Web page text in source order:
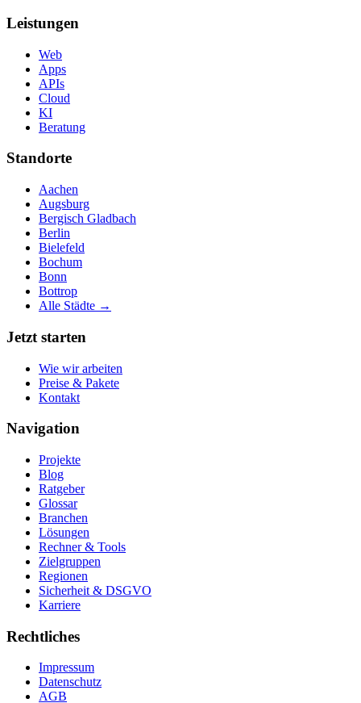
Leistungen
Web
Apps
APIs
Cloud
KI
Beratung
Standorte
Aachen
Augsburg
Bergisch Gladbach
Berlin
Bielefeld
Bochum
Bonn
Bottrop
Alle Städte →
Jetzt starten
Wie wir arbeiten
Preise & Pakete
Kontakt
Navigation
Projekte
Blog
Ratgeber
Glossar
Branchen
Lösungen
Rechner & Tools
Zielgruppen
Regionen
Sicherheit & DSGVO
Karriere
Rechtliches
Impressum
Datenschutz
AGB